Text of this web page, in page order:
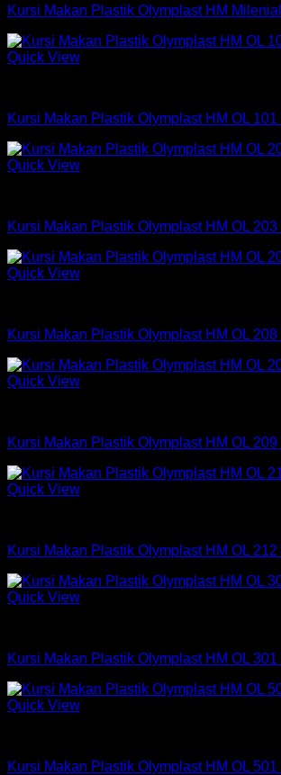
Kursi Makan Plastik Olymplast HM
Quick View
Kursi Makan Plastik Olymplast HM OL
Quick View
Kursi Makan Plastik Olymplast HM OL
Quick View
Kursi Makan Plastik Olymplast HM OL
Quick View
Kursi Makan Plastik Olymplast HM OL
Quick View
Kursi Makan Plastik Olymplast HM OL
Quick View
Kursi Makan Plastik Olymplast HM OL
Quick View
Kursi Makan Plastik Olymplast HM OL